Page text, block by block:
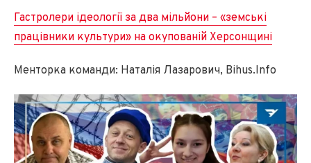
Гастролери ідеології за два мільйони – «земські
працівники культури» на окупованій Херсонщині
Менторка команди: Наталія Лазарович, Bihus.Info